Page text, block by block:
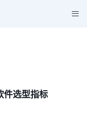
件选型指标